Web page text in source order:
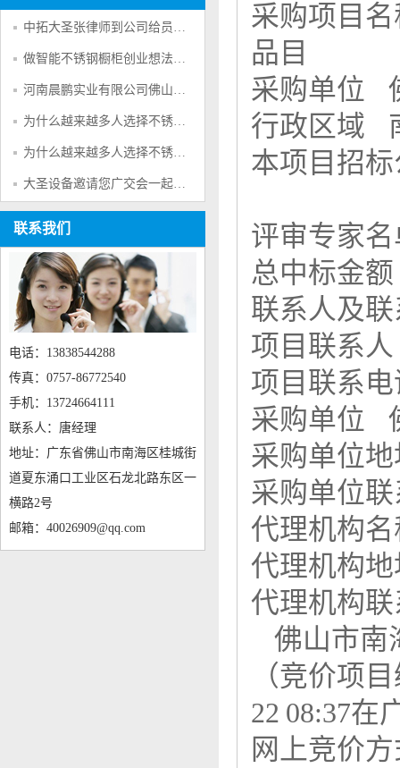
中拓大圣张律师到公司给员工普及法律合法的为大家做好服务
做智能不锈钢橱柜创业想法的可行性分析
河南晨鹏实业有限公司佛山市鹏硕机电设备有限公司祝新老客户财源广进
为什么越来越多人选择不锈钢呢？
为什么越来越多人选择不锈钢呢？
大圣设备邀请您广交会一起参观考察
联系我们
电话：13838544288
传真：0757-86772540
手机：13724664111
联系人：唐经理
地址：广东省佛山市南海区桂城街
道夏东涌口工业区石龙北路东区一
横路2号
邮箱：40026909@qq.com
采购项目
品目
采购单位
行政区域
本项目招
评审专家
总中标金
联系人及
项目联系
项目联系
采购单位
采购单位
采购单位
代理机构
代理机构
代理机构
佛山市南
（竞价项
22 08:37在
网上竞价